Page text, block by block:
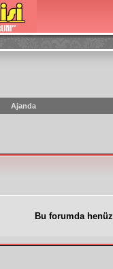
Ajanda
Bu forumda